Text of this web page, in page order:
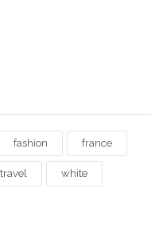
fashion france
travel white